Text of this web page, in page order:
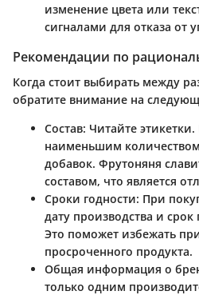
изменение цвета или
сигналами для отказа от
Рекомендации по
Когда стоит выбирать между
обратите внимание на
Состав: Читайте
наименьшим
добавок. Фрутоняня
составом, что является
Сроки годности: При
дату производства и срок
Это поможет избежать
просроченного продукта.
Общая информация о
только одним